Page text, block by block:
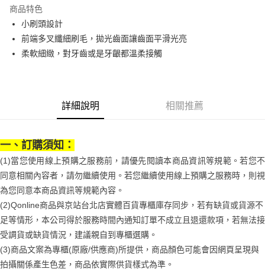
Google Pay
全盈+PAY
大哥付你分期
2.付款方式選擇「大哥付你分期」，訂單成立後會自動跳轉到大哥付的交易
流程，驗證手機門號後，選擇欲分期的期數、繳款截止日，確認付款後即完
3.實際核准額度、可分期數及費用金額請依後續交易確認頁面所載為準。
4.訂單成立30分鐘內，如未前往確認交易或遇審核未通過，訂單將自動取
消。如遇「轉專審核」未通過狀況，表示未達大哥付你分期系統評分，恕無
法說明評估內容。
【繳款方式說明】
1.分期款項不併入電信帳單，「大哥付你分期」於每月結算日後寄送繳費提
醒簡訊。
2.透過簡訊連結打開帳單後，可選擇「超商條碼／台灣大直營門市／銀行轉
帳／街口支付／iPASS MONEY」等通路繳費。
【注意事項】
1.本服務係由「台灣大哥大股份有限公司」（以下簡稱本公司）所提供，讓
用戶於交易時，得透過本服務購買商品或服務，並由商店將買賣／分期付款
便利好安心！
１．簡單：不需註冊會員、不需綁卡、不需儲值。
２．便利：只要手機號碼，簡訊認證，即可結帳。
３．安心：先確認商品／服務後，再付款。
１．於結帳方式選擇「AFTEE先享後付」後，將跳轉至「AFTEE先享後付」
結帳頁面，進行簡訊認證並確認金額後，即可完成結帳。
２．訂單成立數日內，您將收到繳費通知簡訊。
３．收到繳費通知簡訊後14天內，點擊此簡訊中的連結，可透過四大超商／
ATM／網路銀行／等多元方式進行付款，方視為交易完成。
※ 請注意：結帳手續完成當下不需立刻繳費，但若您需要取消訂單，請聯絡
運送方式
付款後全家取貨
每筆NT$70，滿NT$899(含以上)免運費
付款後7-11取貨
每筆NT$70，滿NT$899(含以上)免運費
宅配
商品特色
小刷頭設計
前端多叉纖細刷毛，拋光齒面讓齒面平滑光亮
柔軟細緻，對牙齒或是牙齦都溫柔接觸
詳細說明 相關推薦
一、訂購須知：
(1)當您使用線上預購之服務前，請優先閱讀本商品資訊等規範。若您不
同意相關內容者，請勿繼續使用。若您繼續使用線上預購之服務時，則視
為您同意本商品資訊等規範內容。
(2)Qonline商品與京站台北店實體百貨專櫃庫存同步，若有缺貨或貨源不
足等情形，本公司得於服務時間內通知訂單不成立且退還款項，若無法接
受調貨或缺貨情況，建議親自到專櫃選購。
(3)商品文案為專櫃(原廠/供應商)所提供，商品顏色可能會因網頁呈現與
拍攝關係產生色差，商品依實際供貨樣式為準。